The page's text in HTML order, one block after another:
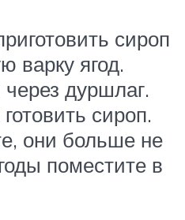
сироп
варку ягод.
дуршлаг.
сироп.
они больше не
поместите в